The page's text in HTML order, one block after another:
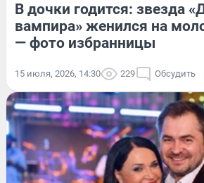
В дочки годится: звезда
вампира» женился на
— фото избранницы
15 июля, 2026, 14:30 229 Обсудить